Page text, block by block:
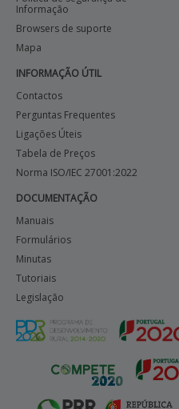
Informação
Browsers de suporte
Mapa
INFORMAÇÃO ÚTIL
Contactos
Perguntas Frequentes
Ligações Úteis
Tabela de Preços
Norma ISO/IEC 27001:2022
DOCUMENTAÇÃO
Manuais
Formulários
Minutas
Tutoriais
Legislação